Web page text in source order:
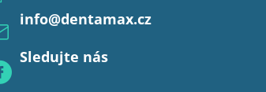
info@dentamax.cz
Sledujte nás